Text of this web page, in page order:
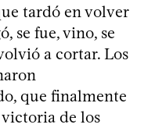
tardó en volver
se fue, vino, se
a cortar. Los
que finalmente
de los